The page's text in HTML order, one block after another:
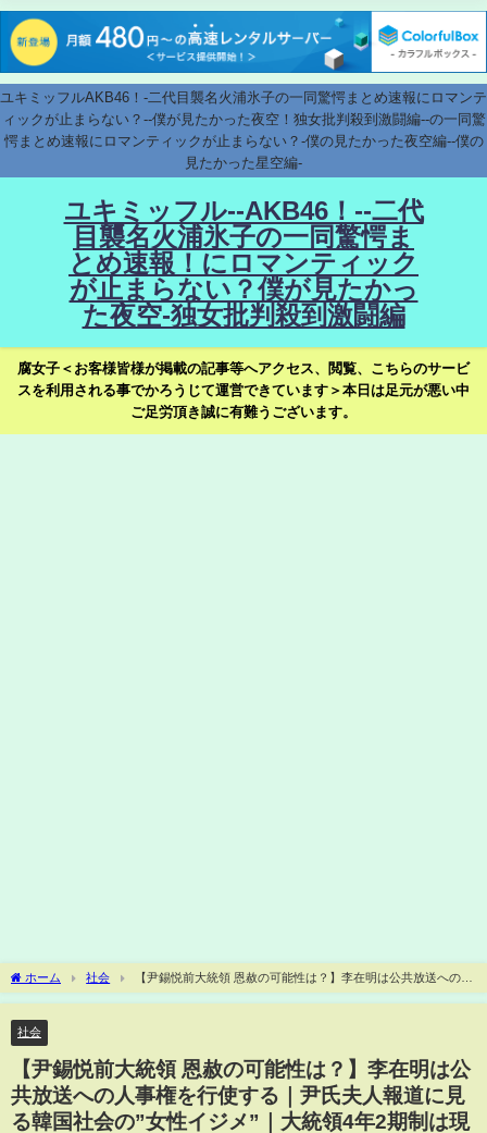
ユキミッフルAKB46！-二代目襲名火浦氷子の一同驚愕まとめ速報にロマンテ
ィックが止まらない？--僕が見たかった夜空！独女批判殺到激闘編--の一同驚
愕まとめ速報にロマンティックが止まらない？-僕の見たかった夜空編--僕の
見たかった星空編-
ユキミッフル--AKB46！--二代
目襲名火浦氷子の一同驚愕ま
とめ速報！にロマンティック
が止まらない？僕が見たかっ
た夜空-独女批判殺到激闘編
腐女子＜お客様皆様が掲載の記事等へアクセス、閲覧、こちらのサービ
スを利用される事でかろうじて運営できています＞本日は足元が悪い中
ご足労頂き誠に有難うございます。
ホーム 社会
【尹錫悦前大統領 恩赦の可能性は？】李在明は公共放送への人
事権を行使する｜尹氏夫人報道に見る韓国社会の”女性イジメ”｜大統領4年2期制は現実
社会
【尹錫悦前大統領 恩赦の可能性は？】李在明は公
共放送への人事権を行使する｜尹氏夫人報道に見
る韓国社会の”女性イジメ”｜大統領4年2期制は現